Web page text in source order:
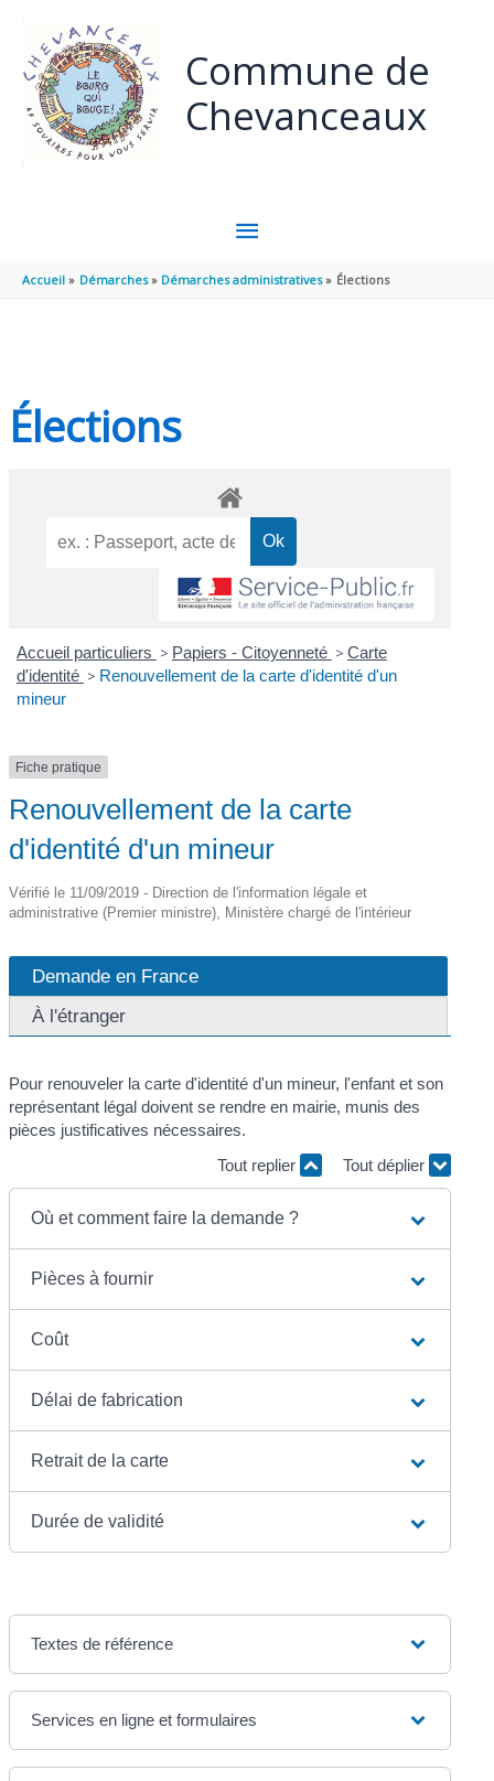
Commune de
Chevanceaux
MENU
PRINCIPAL
Accueil Démarches Démarches administratives Élections
Élections
Accueil particuliers > Papiers - Citoyenneté > Carte
d'identité > Renouvellement de la carte d'identité d'un
mineur
Fiche pratique
Renouvellement de la carte
d'identité d'un mineur
Vérifié le 11/09/2019 - Direction de l'information légale et
administrative (Premier ministre), Ministère chargé de l'intérieur
Demande en France
À l'étranger
Pour renouveler la carte d'identité d'un mineur, l'enfant et son
représentant légal doivent se rendre en mairie, munis des
pièces justificatives nécessaires.
Tout replier
Tout déplier
Où et comment faire la demande ?
Pièces à fournir
Coût
Délai de fabrication
Retrait de la carte
Durée de validité
Textes de référence
Services en ligne et formulaires